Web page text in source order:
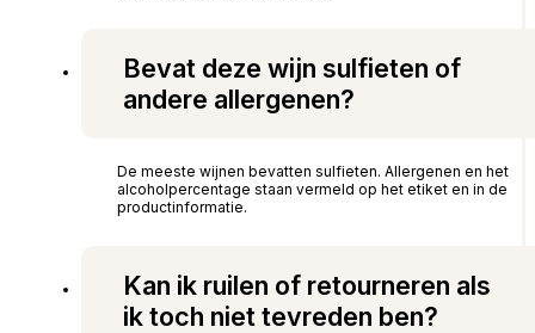
Bevat deze wijn sulfieten of
andere allergenen?
De meeste wijnen bevatten sulfieten. Allergenen en het
alcoholpercentage staan vermeld op het etiket en in de
productinformatie.
Kan ik ruilen of retourneren als
ik toch niet tevreden ben?